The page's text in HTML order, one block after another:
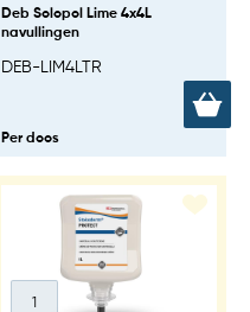
Deb Solopol Lime 4x4L
navullingen
DEB-LIM4LTR
Per doos